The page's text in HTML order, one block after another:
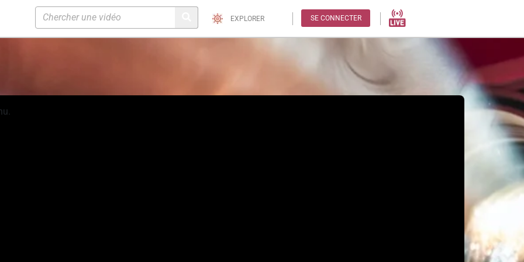
EXPLORER SE CONNECTER